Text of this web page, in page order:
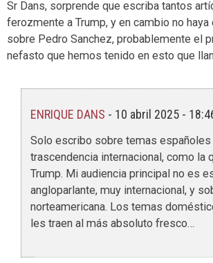
Sr Dans, sorprende que escriba tantos
ferozmente a Trump, y en cambio no
sobre Pedro Sanchez, probablemente el
nefasto que hemos tenido en esto que
ENRIQUE DANS - 10 abril 2025 -
Solo escribo sobre temas españoles
trascendencia internacional, como la
Trump. Mi audiencia principal no es
angloparlante, muy internacional, y
norteamericana. Los temas
les traen al más absoluto fresco…